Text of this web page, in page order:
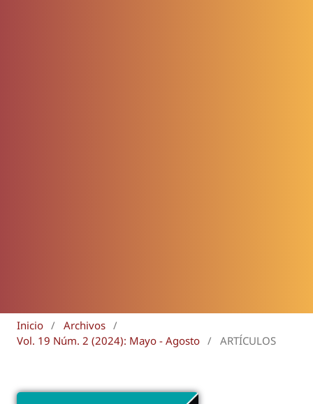
Inicio / Archivos /
Vol. 19 Núm. 2 (2024): Mayo - Agosto / ARTÍCULOS